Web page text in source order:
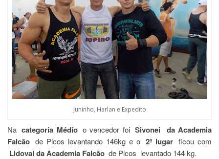
Juninho, Harlan e Expedito
Na categoria Médio o vencedor foi Sivonei da Academia
Falcão de Picos levantando 146kg e o 2º lugar ficou com
Lidoval da Academia Falcão de Picos levantado 144 kg.